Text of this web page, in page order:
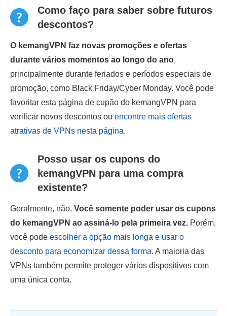
Como faço para saber sobre futuros
descontos?
O kemangVPN faz novas promoções e ofertas
durante vários momentos ao longo do ano,
principalmente durante feriados e períodos especiais de
promoção, como Black Friday/Cyber Monday. Você pode
favoritar esta página de cupão do kemangVPN para
verificar novos descontos ou encontre mais ofertas
atrativas de VPNs nesta página.
Posso usar os cupons do
kemangVPN para uma compra
existente?
Geralmente, não. Você somente poder usar os cupons
do kemangVPN ao assiná-lo pela primeira vez. Porém,
você pode escolher a opção mais longa e usar o
desconto para economizar dessa forma. A maioria das
VPNs também permite proteger vários dispositivos com
uma única conta.